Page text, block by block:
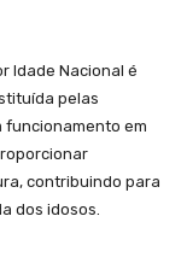
Idade Nacional é
pelas
funcionamento em
contribuindo para
dos idosos.